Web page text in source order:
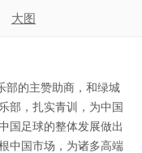
大图
的主赞助商，和绿城
部，扎实青训，为中国
国足球的整体发展做出
中国市场，为诸多高端